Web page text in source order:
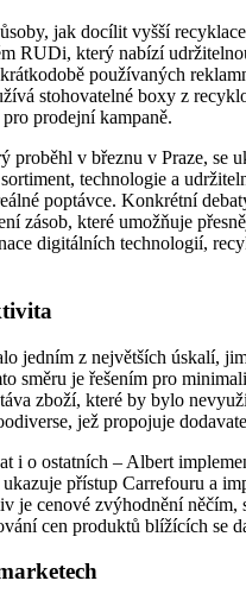
jak docílit vyšší
RUDi, který nabízí
používaných
stohovatelné boxy z
prodejní kampaně.
proběhl v březnu v Praze, se
technologie a
poptávce. Konkrétní
zásob, které umožňuje
digitálních technologií,
jedním z největších úskalí,
směru je řešením pro
zboží, které by bylo
jež propojuje
i o ostatních – Albert
přístup Carrefouru a
je cenové zvýhodnění
cen produktů blížících se